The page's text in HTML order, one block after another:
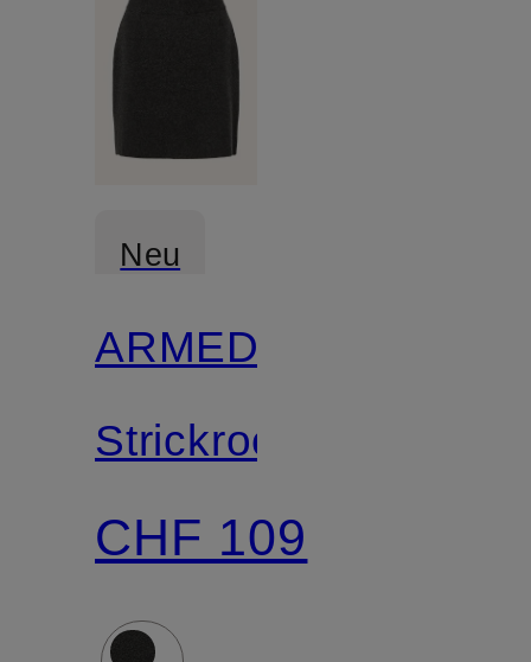
Neu
Zertifiziert
ARMEDANGELS
Strickrock
CHF 109